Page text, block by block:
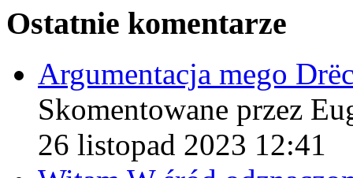
Ostatnie komentarze
Argumentacja mego
Skomentowane przez
26 listopad 2023 12:41